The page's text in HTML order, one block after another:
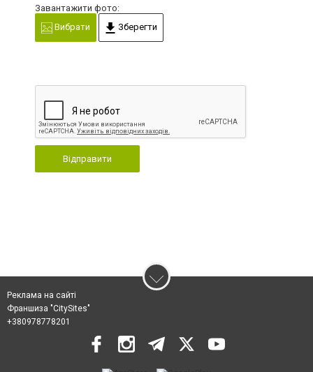
Завантажити фото:
Вибрати
Зберегти
Відправити
Реклама на сайті
Франшиза "CitySites"
+380978778201